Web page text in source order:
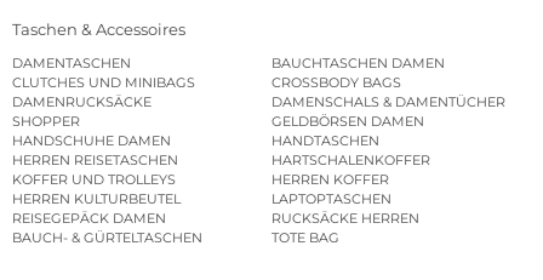
Taschen & Accessoires
DAMENTASCHEN
BAUCHTASCHEN DAMEN
CLUTCHES UND MINIBAGS
CROSSBODY BAGS
DAMENRUCKSÄCKE
DAMENSCHALS & DAMENTÜCHER
SHOPPER
GELDBÖRSEN DAMEN
HANDSCHUHE DAMEN
HANDTASCHEN
HERREN REISETASCHEN
HARTSCHALENKOFFER
KOFFER UND TROLLEYS
HERREN KOFFER
HERREN KULTURBEUTEL
LAPTOPTASCHEN
REISEGEPÄCK DAMEN
RUCKSÄCKE HERREN
BAUCH- & GÜRTELTASCHEN
TOTE BAG